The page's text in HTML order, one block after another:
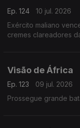
Ep. 124
10 jul. 2026
Exército maliano
cremes clareadores
Visão de África
Ep. 123
09 jul. 2026
Prossegue grande